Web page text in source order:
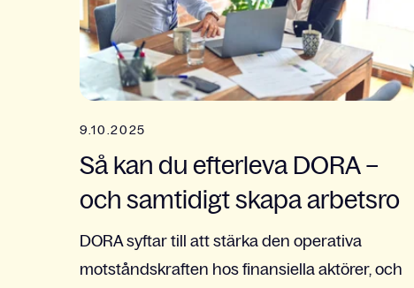
9.10.2025
Så kan du efterleva DORA –
och samtidigt skapa arbetsro
DORA syftar till att stärka den operativa
motståndskraften hos finansiella aktörer, och